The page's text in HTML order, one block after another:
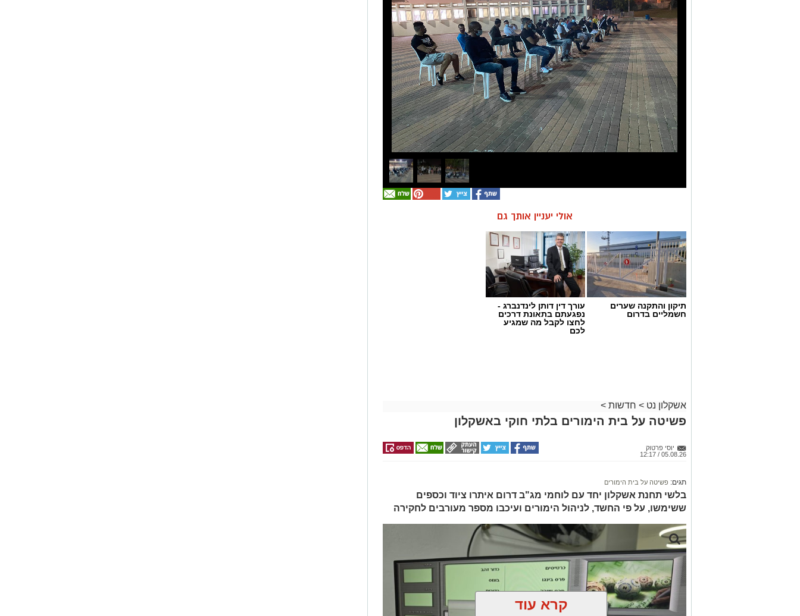
אולי יעניין אותך גם
תיקון והתקנה שערים
חשמליים בדרום
עורך דין דותן לינדנברג -
נפגעתם בתאונת דרכים
לחצו לקבל מה שמגיע
לכם
אשקלון נט > חדשות >
פשיטה על בית הימורים בלתי חוקי באשקלון
יוסי פרטוק
05.08.26 / 12:17
תגים: פשיטה על בית הימורים
בלשי תחנת אשקלון יחד עם לוחמי מג"ב דרום איתרו ציוד וכספים
ששימשו, על פי החשד, לניהול הימורים ועיכבו מספר מעורבים לחקירה
קרא עוד